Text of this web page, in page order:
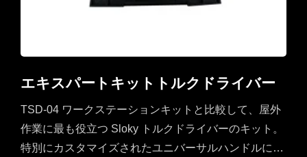
エキスパートキットトルクドライバー
TSD-04 ワークステーションキットと比較して、屋外
作業に最も役立つ Sloky トルクドライバーのキット。
特別にカスタマイズされたユニバーサルハンドルに